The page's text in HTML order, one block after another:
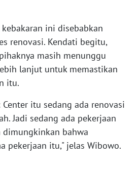
ini disebabkan
renovasi. Kendati begitu,
masih menunggu
lanjut untuk memastikan
itu.
itu sedang ada renovasi
Jadi sedang ada pekerjaan
dimungkinkan bahwa
pekerjaan itu," jelas Wibowo.